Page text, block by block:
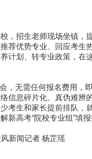
招生老师现场坐镇，提
优势专业、回应考生热
划、转专业政策，在这
无需任何报名费用，
信息碎片化、真伪难辨的
和家长提前排队，就
高考“院校专业组”填
新闻记者 杨芷瑶